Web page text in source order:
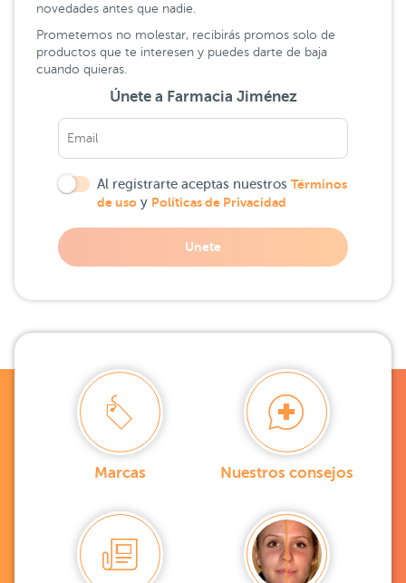
novedades antes que nadie.
Prometemos no molestar, recibirás promos solo de
productos que te interesen y puedes darte de baja
cuando quieras.
Únete a Farmacia Jiménez
Al registrarte aceptas nuestros Términos
de uso y Políticas de Privacidad
Unete
Marcas Nuestros consejos